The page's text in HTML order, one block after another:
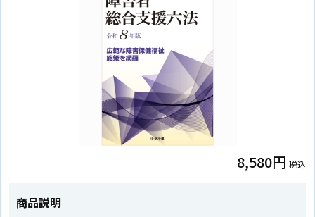
8,580円 税込
商品説明